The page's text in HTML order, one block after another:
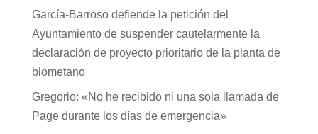
García-Barroso defiende la petición del
Ayuntamiento de suspender cautelarmente la
declaración de proyecto prioritario de la planta de
biometano
Gregorio: «No he recibido ni una sola llamada de
Page durante los días de emergencia»